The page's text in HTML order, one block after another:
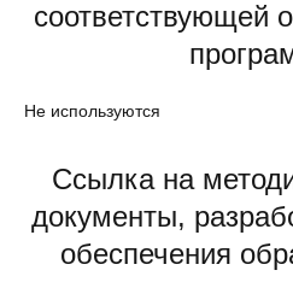
соответствующей
Не используются
Ссылка на
документы,
обеспечения